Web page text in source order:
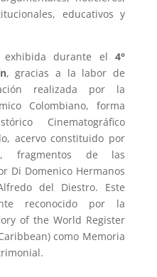
educativos y
exhibida durante el4°
, gracias a la labor de
realizada por la
Colombiano, forma
Cinematográfico
acervo constituido por
fragmentos de las
Di Domenico Hermanos
del Diestro. Este
reconocido por la
of the World Register
como Memoria